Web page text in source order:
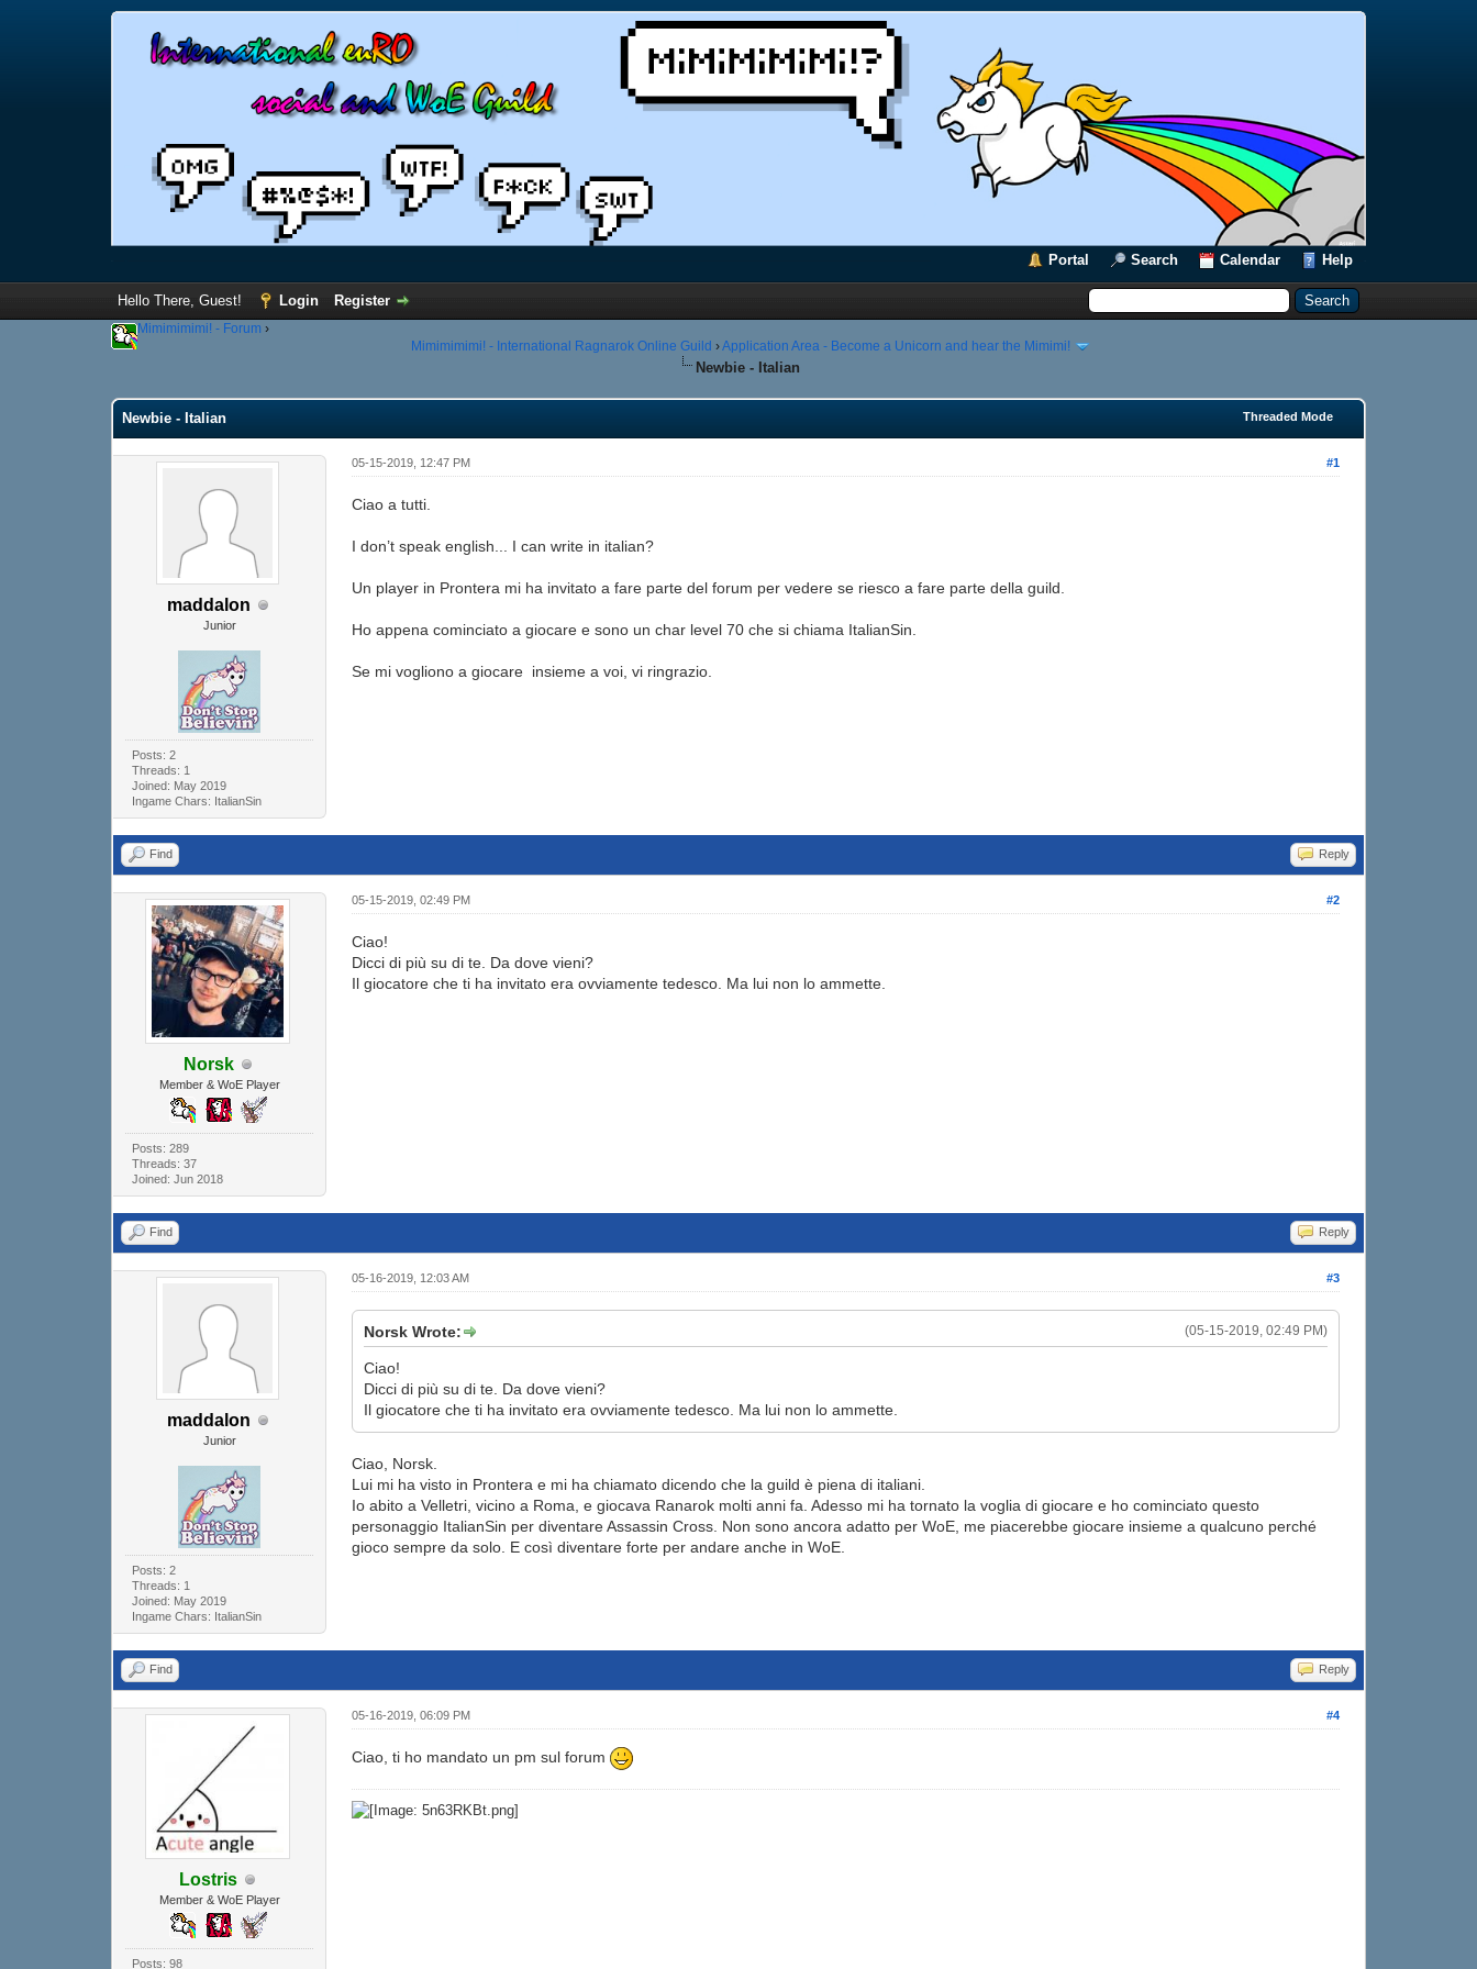
Portal Search Calendar Help
Hello There, Guest! Login Register
Mimimimimi! - Forum ›
Mimimimimi! - International Ragnarok Online Guild ›Application Area - Become a Unicorn and hear the Mimimi!
Newbie - Italian
Threaded Mode
Newbie - Italian
maddalon
Junior
Posts: 2
Threads: 1
Joined: May 2019
Ingame Chars: ItalianSin
#1
05-15-2019, 12:47 PM
Ciao a tutti.
I don’t speak english... I can write in italian?
Un player in Prontera mi ha invitato a fare parte del forum per vedere se riesco a fare parte della guild.
Ho appena cominciato a giocare e sono un char level 70 che si chiama ItalianSin.
Se mi vogliono a giocare insieme a voi, vi ringrazio.
Find Reply
Norsk
Member & WoE Player
Posts: 289
Threads: 37
Joined: Jun 2018
#2
05-15-2019, 02:49 PM
Ciao!
Dicci di più su di te. Da dove vieni?
Il giocatore che ti ha invitato era ovviamente tedesco. Ma lui non lo ammette.
Find Reply
maddalon
Junior
Posts: 2
Threads: 1
Joined: May 2019
Ingame Chars: ItalianSin
#3
05-16-2019, 12:03 AM
(05-15-2019, 02:49 PM)
Norsk Wrote:
Ciao!
Dicci di più su di te. Da dove vieni?
Il giocatore che ti ha invitato era ovviamente tedesco. Ma lui non lo ammette.
Ciao, Norsk.
Lui mi ha visto in Prontera e mi ha chiamato dicendo che la guild è piena di italiani.
Io abito a Velletri, vicino a Roma, e giocava Ranarok molti anni fa. Adesso mi ha tornato la voglia di giocare e ho cominciato questo
personaggio ItalianSin per diventare Assassin Cross. Non sono ancora adatto per WoE, me piacerebbe giocare insieme a qualcuno perché
gioco sempre da solo. E così diventare forte per andare anche in WoE.
Find Reply
Lostris
Member & WoE Player
Posts: 98
#4
05-16-2019, 06:09 PM
Ciao, ti ho mandato un pm sul forum